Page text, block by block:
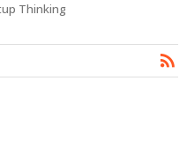
Thinking